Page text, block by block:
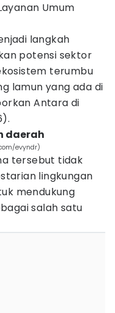
Umum
langkah
potensi sektor
terumbu
lamun yang ada di
Antara di
daerah
evyndr)
tersebut tidak
lingkungan
mendukung
salah satu